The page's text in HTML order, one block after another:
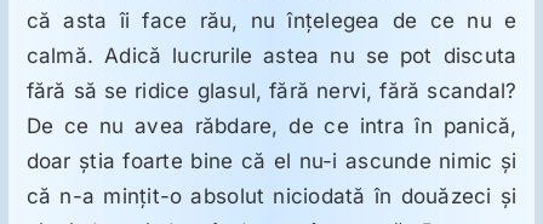
că asta îi face rău, nu înţelegea de ce nu e
calmă. Adică lucrurile astea nu se pot discuta
fără să se ridice glasul, fără nervi, fără scandal?
De ce nu avea răbdare, de ce intra în panică,
doar ştia foarte bine că el nu-i ascunde nimic şi
că n-a minţit-o absolut niciodată în douăzeci şi